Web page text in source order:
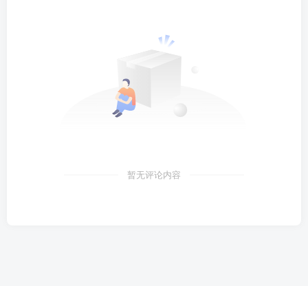
暂无评论内容